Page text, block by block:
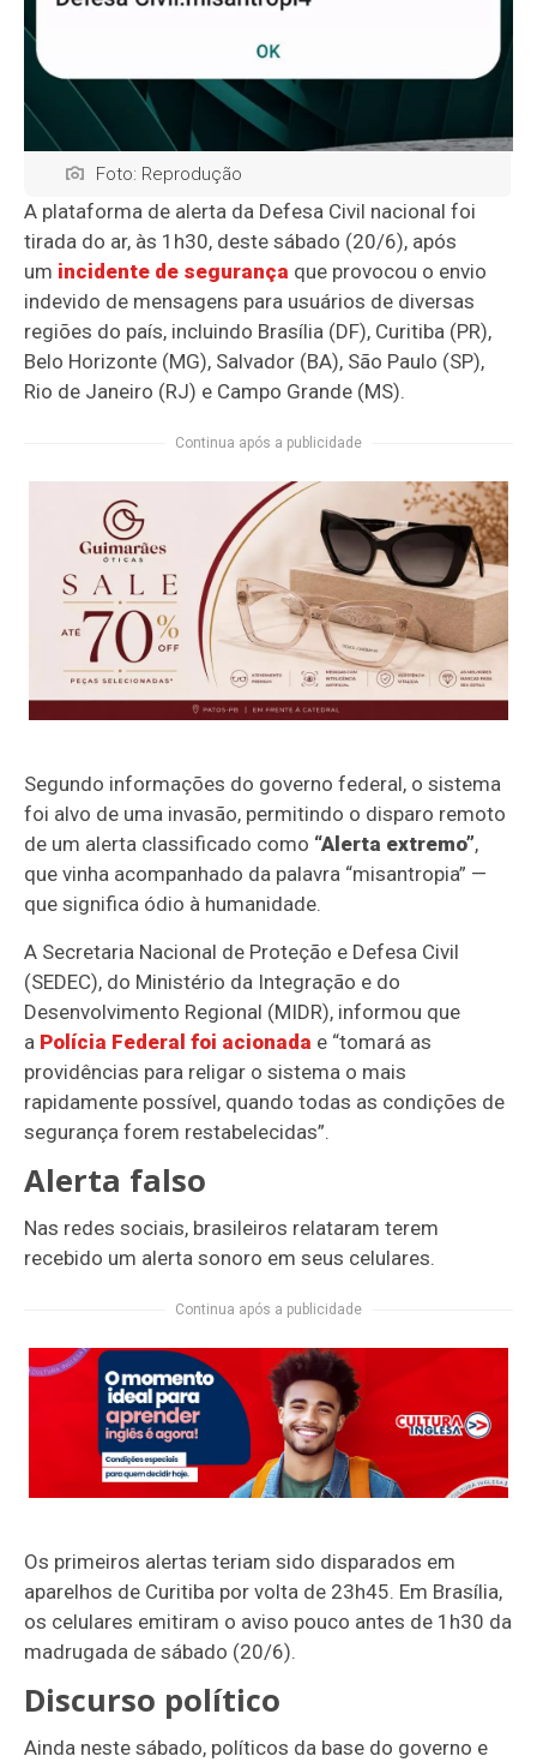
Foto: Reprodução
A plataforma de alerta da Defesa Civil nacional foi
tirada do ar, às 1h30, deste sábado (20/6), após
um incidente de segurança que provocou o envio
indevido de mensagens para usuários de diversas
regiões do país, incluindo Brasília (DF), Curitiba (PR),
Belo Horizonte (MG), Salvador (BA), São Paulo (SP),
Rio de Janeiro (RJ) e Campo Grande (MS).
Continua após a publicidade
Segundo informações do governo federal, o sistema
foi alvo de uma invasão, permitindo o disparo remoto
de um alerta classificado como “Alerta extremo”,
que vinha acompanhado da palavra “misantropia” —
que significa ódio à humanidade.
A Secretaria Nacional de Proteção e Defesa Civil
(SEDEC), do Ministério da Integração e do
Desenvolvimento Regional (MIDR), informou que
a Polícia Federal foi acionada e “tomará as
providências para religar o sistema o mais
rapidamente possível, quando todas as condições de
segurança forem restabelecidas”.
Alerta falso
Nas redes sociais, brasileiros relataram terem
recebido um alerta sonoro em seus celulares.
Continua após a publicidade
Os primeiros alertas teriam sido disparados em
aparelhos de Curitiba por volta de 23h45. Em Brasília,
os celulares emitiram o aviso pouco antes de 1h30 da
madrugada de sábado (20/6).
Discurso político
Ainda neste sábado, políticos da base do governo e